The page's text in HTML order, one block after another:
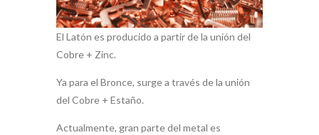
El Latón es producido a partir de la unión del
Cobre + Zinc.
Ya para el Bronce, surge a través de la unión
del Cobre + Estaño.
Actualmente, gran parte del metal es